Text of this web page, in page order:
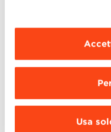
modificare le
scegliere le
Usa
Roberto Grandi |
Digital Marketing
Ospite:
Davide Gavioli |